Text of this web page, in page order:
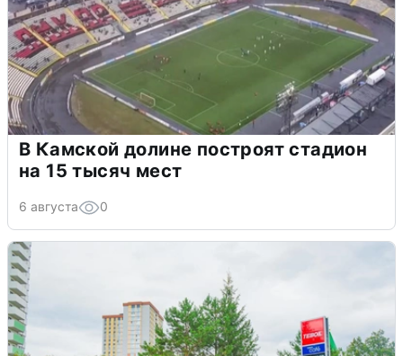
В Камской долине построят стадион
на 15 тысяч мест
6 августа 0